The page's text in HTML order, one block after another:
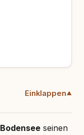
Einklappen
Bodensee seinen